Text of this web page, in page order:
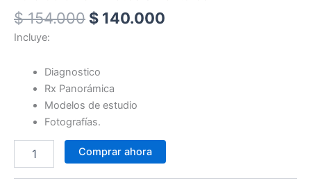
$154.000 $ 140.000
Incluye:
Diagnostico
Rx Panorámica
Modelos de estudio
Fotografías.
Comprar ahora